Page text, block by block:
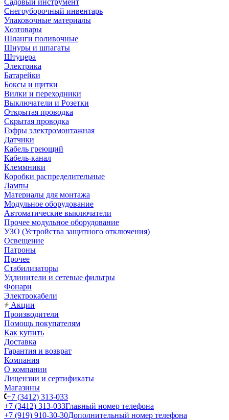
Садовый инструмент
Снегоуборочный инвентарь
Упаковочные материалы
Хозтовары
Шланги поливочные
Шнуры и шпагаты
Штуцера
Электрика
Батарейки
Боксы и щитки
Вилки и переходники
Выключатели и Розетки
Открытая проводка
Скрытая проводка
Гофры электромонтажная
Датчики
Кабель греющий
Кабель-канал
Клеммники
Коробки распределительные
Лампы
Материалы для монтажа
Модульное оборудование
Автоматические выключатели
Прочее модульное оборудование
УЗО (Устройства защитного отключения)
Освещение
Патроны
Прочее
Стабилизаторы
Удлинители и сетевые фильтры
Фонари
Электрокабели
Акции
Производители
Помощь покупателям
Как купить
Доставка
Гарантия и возврат
Компания
О компании
Лицензии и сертификаты
Магазины
+7 (3412) 313-033
+7 (3412) 313-033Главный номер телефона
+7 (919) 910-30-30Дополнительный номер телефона